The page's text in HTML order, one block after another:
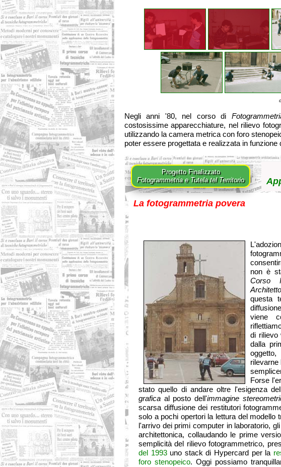
Negli anni '80, nel corso di
costosissime apparecchiature, nel rilievo
utilizzando la camera metrica con foro
poter essere progettata e realizzata in funzione